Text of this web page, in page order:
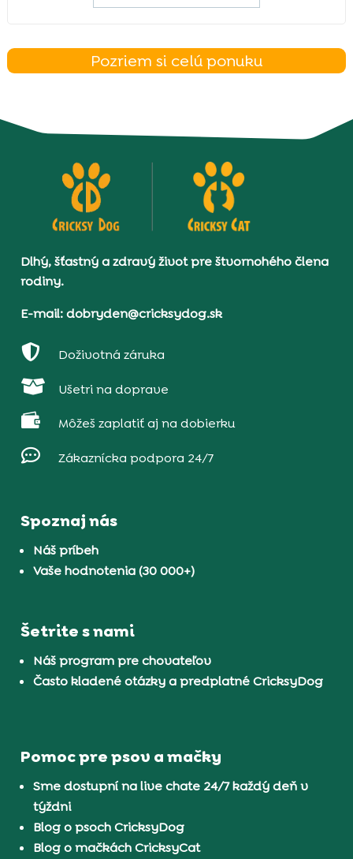
Pozriem si celú ponuku
Dlhý, šťastný a zdravý život pre štvornohého člena
rodiny.
E-mail: dobryden@cricksydog.sk
 Doživotná záruka
 Ušetri na doprave
 Môžeš zaplatiť aj na dobierku
 Zákaznícka podpora 24/7
Spoznaj nás
Náš príbeh
Vaše hodnotenia (30 000+)
Šetrite s nami
Náš program pre chovateľov
Často kladené otázky a predplatné CricksyDog
Pomoc pre psov a mačky
Sme dostupní na live chate 24/7 každý deň v
týždni
Blog o psoch CricksyDog
Blog o mačkách CricksyCat